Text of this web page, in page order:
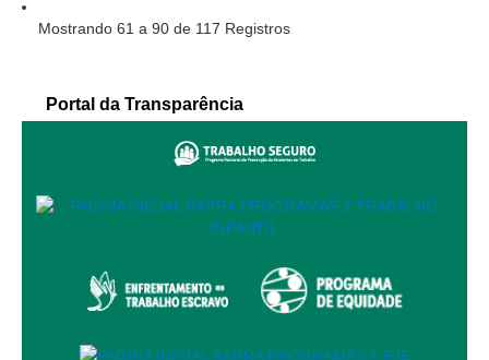
Programa Trabalho Seguro
Coordenadoria de Saúde
Ação Trabalhista (Atermação)
Atermação On-line - Interior de Roraima
Atermação On-line - Interior do Amazonas
Mostrando 61 a 90 de 117 Registros
Portal da Transparência